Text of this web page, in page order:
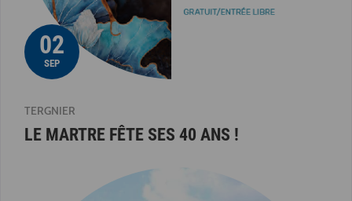
02
SEP
TERGNIER
LE MARTRE FÊTE SES 40 ANS !